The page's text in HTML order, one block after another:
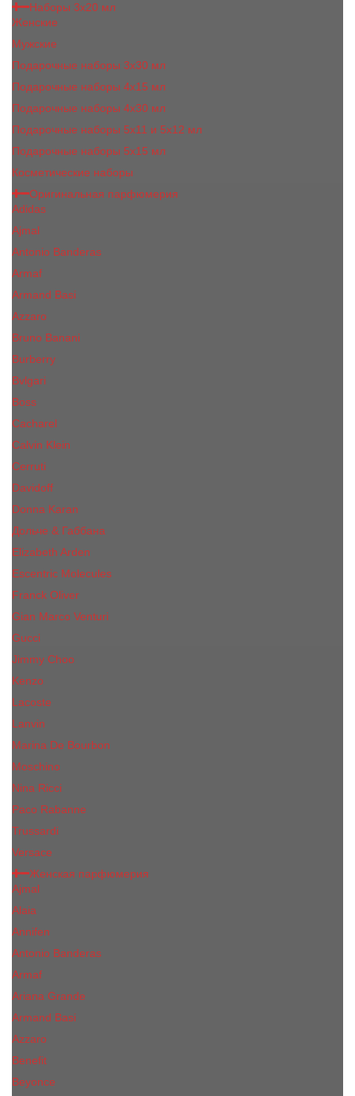
Наборы 3х20 мл
Женские
Мужские
Подарочные наборы 3х30 мл
Подарочные наборы 4x15 мл
Подарочные наборы 4x30 мл
Подарочные наборы 5x11 и 5х12 мл
Подарочные наборы 5x15 мл
Косметические наборы
Оригинальная парфюмерия
Adidas
Ajmal
Antonio Banderas
Armaf
Armand Basi
Azzaro
Bruno Banani
Burberry
Bvlgari
Boss
Cacharel
Calvin Klein
Cerruti
Davidoff
Donna Karan
Дольче & Габбана
Elizabeth Arden
Escentric Molecules
Franck Oliver
Gian Marco Venturi
Gucci
Jimmy Choo
Kenzo
Lacoste
Lanvin
Marina De Bourbon
Moschino
Nina Ricci
Paco Rabanne
Trussardi
Versace
Женская парфюмерия
Ajmal
Alaia
Annifen
Antonio Banderas
Armaf
Ariana Grande
Armand Basi
Azzaro
Benefit
Beyonce